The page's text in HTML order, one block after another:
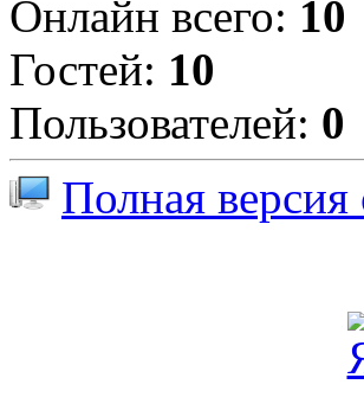
Онлайн всего: 10
Гостей: 10
Пользователей: 0
Полная версия